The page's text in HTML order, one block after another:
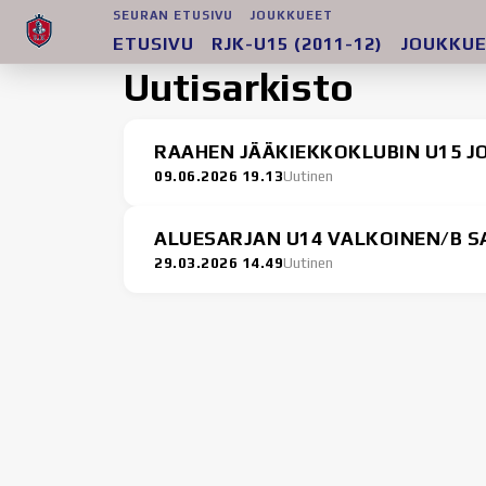
SEURAN ETUSIVU JOUKKUEET
ETUSIVU RJK-U15 (2011-12) JOUKKUE
Uutisarkisto
RAAHEN JÄÄKIEKKOKLUBIN U15
09.06.2026 19.13Uutinen
ALUESARJAN U14 VALKOINEN/B
29.03.2026 14.49Uutinen